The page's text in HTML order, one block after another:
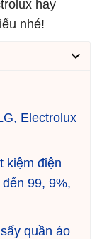
hay
nhé!
Electrolux
kiệm điện
99, 9%,
quần áo